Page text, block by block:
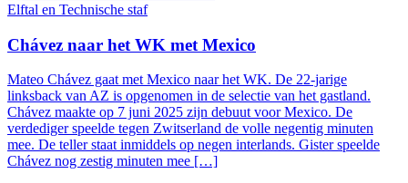
Elftal en Technische staf
Chávez naar het WK met Mexico
Mateo Chávez gaat met Mexico naar het WK. De 22-jarige
linksback van AZ is opgenomen in de selectie van het gastland.
Chávez maakte op 7 juni 2025 zijn debuut voor Mexico. De
verdediger speelde tegen Zwitserland de volle negentig minuten
mee. De teller staat inmiddels op negen interlands. Gister speelde
Chávez nog zestig minuten mee […]